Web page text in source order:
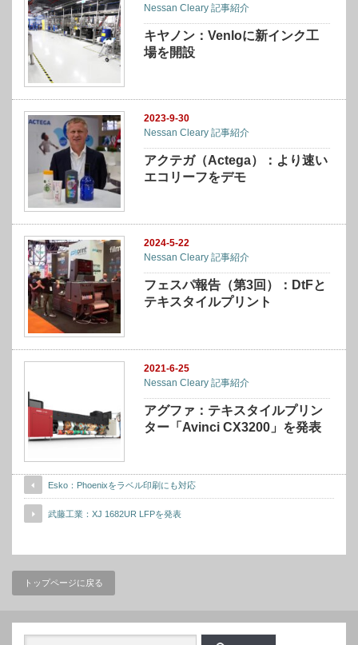
Nessan Cleary 記事紹介
キヤノン：Venloに新インク工
場を開設
2023-9-30
Nessan Cleary 記事紹介
アクテガ（Actega）：より速い
エコリーフをデモ
2024-5-22
Nessan Cleary 記事紹介
フェスパ報告（第3回）：DtFと
テキスタイルプリント
2021-6-25
Nessan Cleary 記事紹介
アグファ：テキスタイルプリン
ター「Avinci CX3200」を発表
Esko：Phoenixをラベル印刷にも対応
武藤工業：XJ 1682UR LFPを発表
トップページに戻る